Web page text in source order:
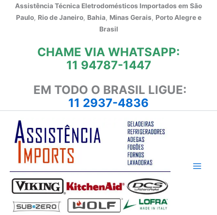
Assistência Técnica Eletrodomésticos Importados em São
Paulo, Rio de Janeiro, Bahia, Minas Gerais, Porto Alegre e
Brasil
CHAME VIA WHATSAPP:
11 94787-1447
EM TODO O BRASIL LIGUE:
11 2937-4836